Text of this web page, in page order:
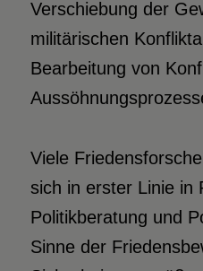
Verschiebung der
militärischen
Bearbeitung von
Viele
sich in erster Linie in
Politikberatung und
Sinne der